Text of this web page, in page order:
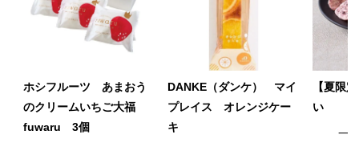
ホシフルーツ あまおう
のクリームいちご大福
fuwaru 3個
DANKE（ダンケ） マイ
プレイス オレンジケー
キ
【夏限
い
一